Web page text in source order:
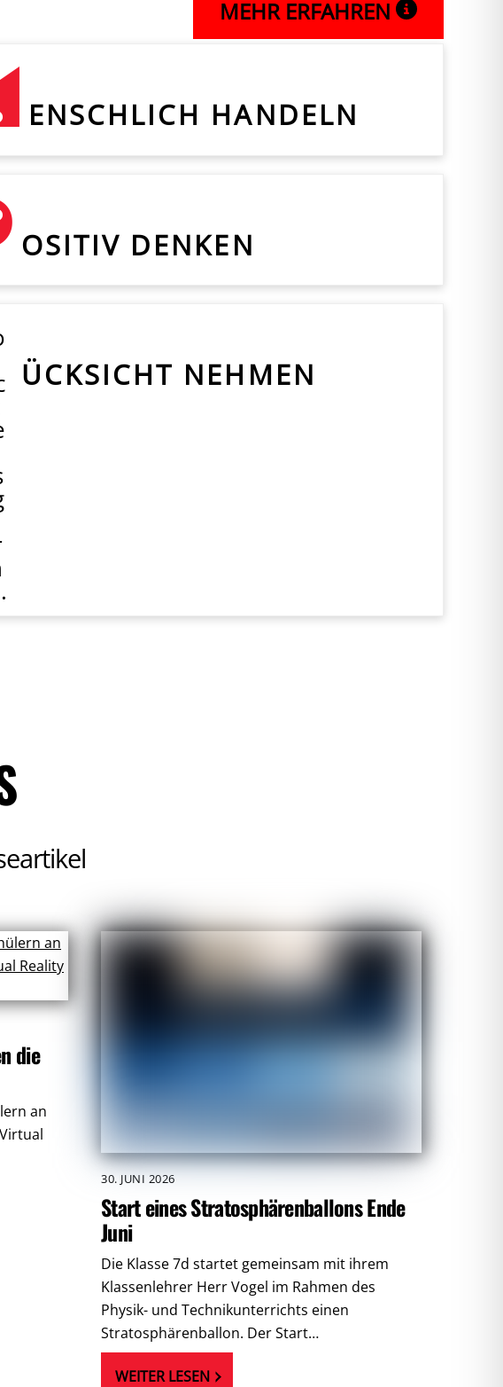
MEHR ERFAHREN
ENSCHLICH HANDELN
OSITIV DENKEN
ÜCKSICHT NEHMEN
die
an
30. JUNI 2026
Start eines Stratosphärenballons Ende
Juni
Die Klasse 7d startet gemeinsam mit ihrem
Klassenlehrer Herr Vogel im Rahmen des
Physik- und Technikunterrichts einen
Stratosphärenballon. Der Start…
WEITER LESEN